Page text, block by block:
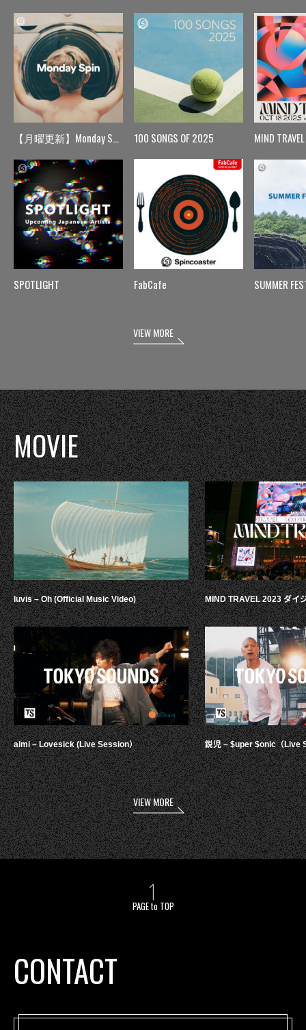
【月曜更新】Monday Spin
SPOTLIGHT
100 SONGS OF 2025
FabCafe
MIND TRAVEL
SUMMER
VIEW MORE
MOVIE
luvis – Oh (Official Music Video)
aimi – Lovesick (Live Session）
MIND TRAVEL 2023 ダイ
鋭児 – $uper $onic（Live
VIEW MORE
PAGE to TOP
CONTACT